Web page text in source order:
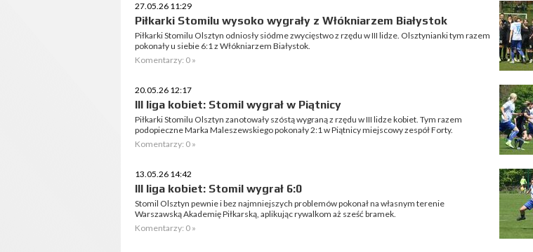
27.05.26 11:29
Piłkarki Stomilu wysoko wygrały z Włókniarzem Białystok
Piłkarki Stomilu Olsztyn odniosły siódme zwycięstwo z rzędu w III lidze. Olsztynianki tym razem
pokonały u siebie 6:1 z Włókniarzem Białystok.
Komentarzy: 0 »
20.05.26 12:17
III liga kobiet: Stomil wygrał w Piątnicy
Piłkarki Stomilu Olsztyn zanotowały szóstą wygraną z rzędu w III lidze kobiet. Tym razem
podopieczne Marka Maleszewskiego pokonały 2:1 w Piątnicy miejscowy zespół Forty.
Komentarzy: 0 »
13.05.26 14:42
III liga kobiet: Stomil wygrał 6:0
Stomil Olsztyn pewnie i bez najmniejszych problemów pokonał na własnym terenie
Warszawską Akademię Piłkarską, aplikując rywalkom aż sześć bramek.
Komentarzy: 0 »